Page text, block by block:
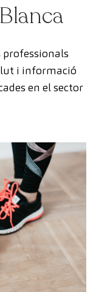
professionals
i informació
en el sector